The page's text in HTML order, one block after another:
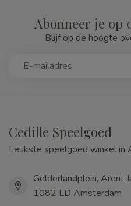
Abonneer je op
Blijf op de hoogte
Cedille Speelgoed
Leukste speelgoed winkel in
Gelderlandplein, Arent
1082 LD Amsterdam